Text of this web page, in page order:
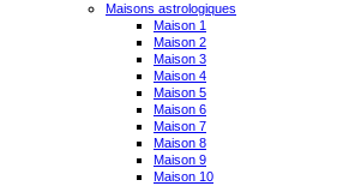
Maisons astrologiques
Maison 1
Maison 2
Maison 3
Maison 4
Maison 5
Maison 6
Maison 7
Maison 8
Maison 9
Maison 10